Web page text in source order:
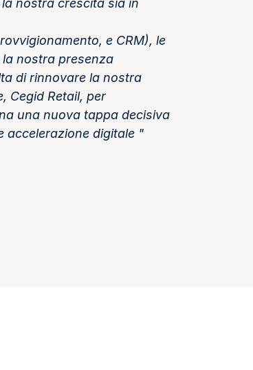
nostra crescita sia in
e CRM), le
nostra presenza
di rinnovare la nostra
Cegid Retail, per
una nuova tappa decisiva
accelerazione digitale